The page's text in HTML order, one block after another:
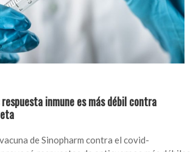
inmune es más débil contra
de Sinopharm contra el covid-